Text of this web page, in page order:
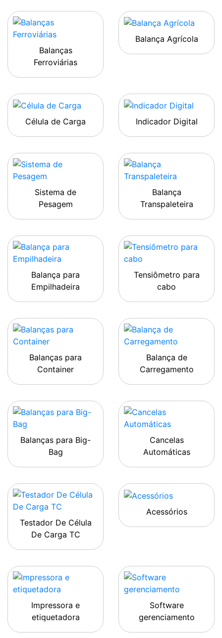
Balanças
Ferroviárias
Balança Agrícola
Célula de Carga Indicador Digital
Sistema de
Pesagem
Balança
Transpaleteira
Balança para
Empilhadeira
Tensiômetro para
cabo
Balanças para
Container
Balança de
Carregamento
Balanças para Big-
Bag
Cancelas
Automáticas
Testador De Célula
De Carga TC
Acessórios
Impressora e
etiquetadora
Software
gerenciamento